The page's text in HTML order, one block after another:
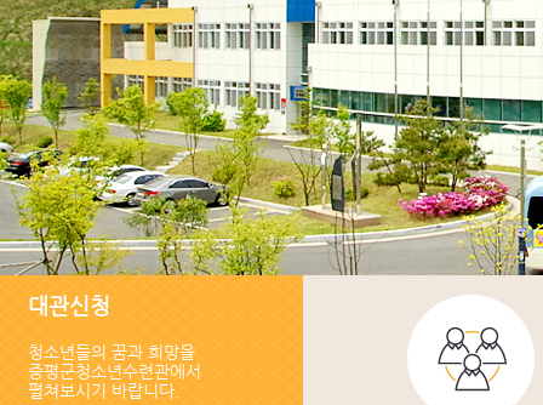
대관신청
청소년들의 꿈과 희망을
증평군청소년수련관에서
펼쳐보시기 바랍니다.